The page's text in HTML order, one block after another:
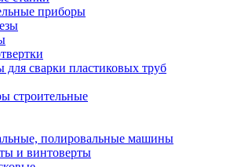
приборы
для сварки пластиковых труб
строительные
полировальные машины
и винтоверты